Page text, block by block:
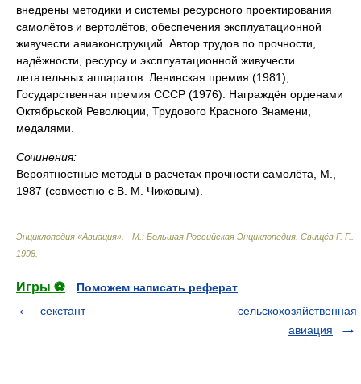
внедрены методики и системы ресурсного проектирования
самолётов и вертолётов, обеспечения эксплуатационной
живучести авиаконструкций. Автор трудов по прочности,
надёжности, ресурсу и эксплуатационной живучести
летательных аппаратов. Ленинская премия (1981),
Государственная премия СССР (1976). Награждён орденами
Октябрьской Революции, Трудового Красного Знамени,
медалями.
Сочинения:
Вероятностные методы в расчетах прочности самолёта, М.,
1987 (совместно с В. М. Чижовым).
Энциклопедия «Авиация». - М.: Большая Российская Энциклопедия Свищёв Г. Г.
1998
Игры ⚽
Поможем написать реферат
секстант
сельскохозяйственная
авиация